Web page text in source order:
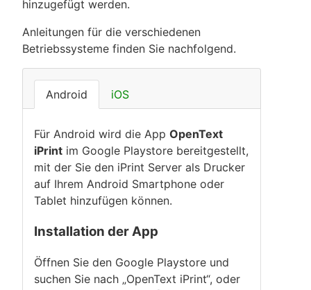
hinzugefügt werden.
Anleitungen für die verschiedenen
Betriebssysteme finden Sie nachfolgend.
Android iOS
Für Android wird die App OpenText
iPrint im Google Playstore bereitgestellt,
mit der Sie den iPrint Server als Drucker
auf Ihrem Android Smartphone oder
Tablet hinzufügen können.
Installation der App
Öffnen Sie den Google Playstore und
suchen Sie nach „OpenText iPrint“, oder